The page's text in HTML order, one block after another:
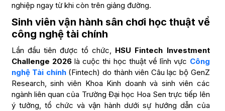
nghiệp ngay từ khi còn trên giảng đường.
Sinh viên vận hành sân chơi học thuật về
công nghệ tài chính
Lần đầu tiên được tổ chức, HSU Fintech Investment
Challenge 2026là cuộc thi học thuật về lĩnh vực Công
nghệ Tài chính (Fintech) do thành viên Câu lạc bộ GenZ
Research, sinh viên Khoa Kinh doanh và sinh viên các
ngành liên quan của Trường Đại học Hoa Sen trực tiếp lên
ý tưởng, tổ chức và vận hành dưới sự hướng dẫn của